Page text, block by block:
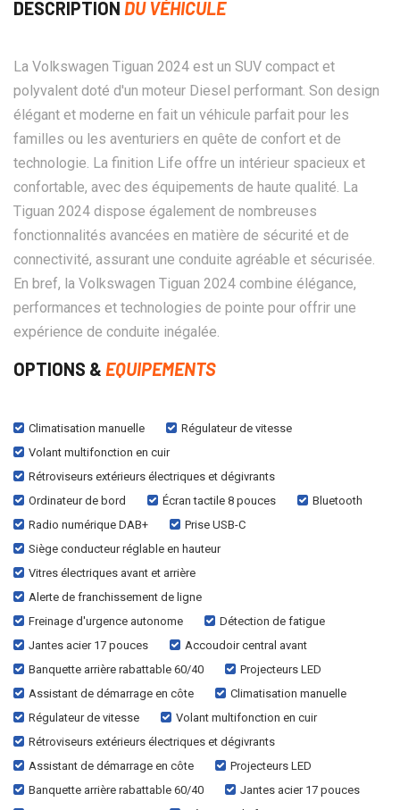
DESCRIPTION DU VÉHICULE
La Volkswagen Tiguan 2024 est un SUV compact et
polyvalent doté d'un moteur Diesel performant. Son design
élégant et moderne en fait un véhicule parfait pour les
familles ou les aventuriers en quête de confort et de
technologie. La finition Life offre un intérieur spacieux et
confortable, avec des équipements de haute qualité. La
Tiguan 2024 dispose également de nombreuses
fonctionnalités avancées en matière de sécurité et de
connectivité, assurant une conduite agréable et sécurisée.
En bref, la Volkswagen Tiguan 2024 combine élégance,
performances et technologies de pointe pour offrir une
expérience de conduite inégalée.
OPTIONS & EQUIPEMENTS
Climatisation manuelle
Régulateur de vitesse
Volant multifonction en cuir
Rétroviseurs extérieurs électriques et dégivrants
Ordinateur de bord
Écran tactile 8 pouces
Bluetooth
Radio numérique DAB+
Prise USB-C
Siège conducteur réglable en hauteur
Vitres électriques avant et arrière
Alerte de franchissement de ligne
Freinage d'urgence autonome
Détection de fatigue
Jantes acier 17 pouces
Accoudoir central avant
Banquette arrière rabattable 60/40
Projecteurs LED
Assistant de démarrage en côte
Climatisation manuelle
Régulateur de vitesse
Volant multifonction en cuir
Rétroviseurs extérieurs électriques et dégivrants
Assistant de démarrage en côte
Projecteurs LED
Banquette arrière rabattable 60/40
Jantes acier 17 pouces